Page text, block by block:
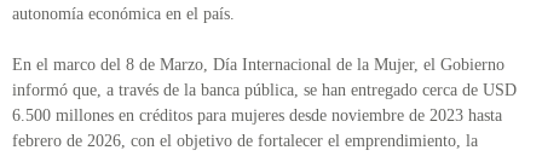
autonomía económica en el país.
En el marco del 8 de Marzo, Día Internacional de la Mujer, el Gobierno
informó que, a través de la banca pública, se han entregado cerca de USD
6.500 millones en créditos para mujeres desde noviembre de 2023 hasta
febrero de 2026, con el objetivo de fortalecer el emprendimiento, la